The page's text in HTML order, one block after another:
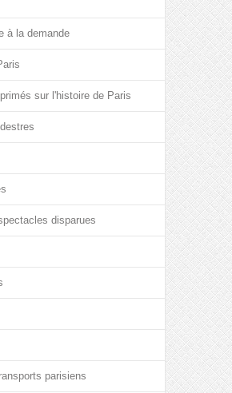
à la demande
sur l'histoire de Paris
disparues
parisiens